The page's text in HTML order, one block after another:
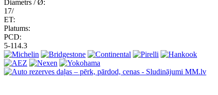
Diametrs / Ø:
17/
ET:
Platums:
PCD:
5-114.3